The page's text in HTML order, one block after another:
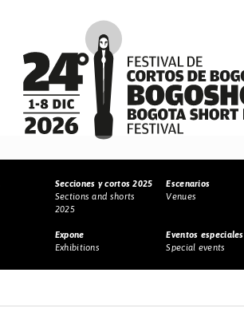
Secciones y cortos 2025
Sections and shorts
2025
Escenarios
Venues
Expone
Exhibitions
Eventos especiales
Special events